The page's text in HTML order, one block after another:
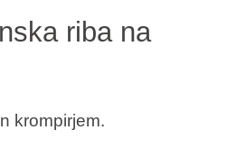
riba na
krompirjem.